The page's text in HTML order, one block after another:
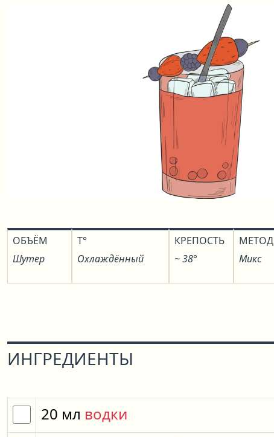
ОБЪЁМ
Шутер
T°
Охлаждённый
КРЕПОСТЬ
~ 38°
МЕТОД
Микс
ИНГРЕДИЕНТЫ
20 мл водки